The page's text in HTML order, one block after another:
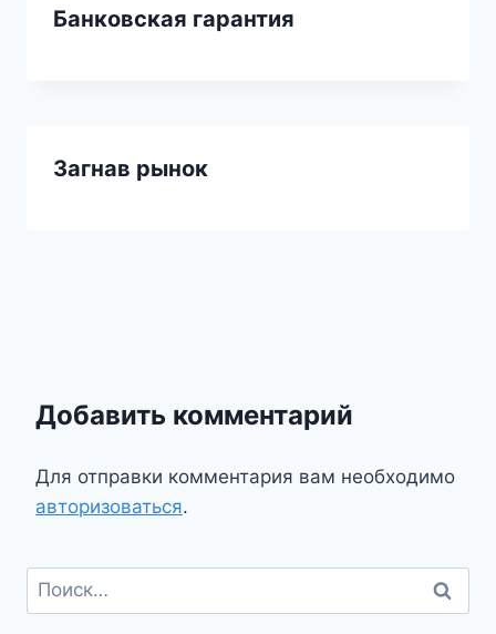
Банковская гарантия
Загнав рынок
Добавить комментарий
Для отправки комментария вам необходимо
авторизоваться.
Найти: